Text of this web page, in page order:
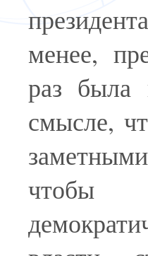
менее,
раз была
смысле,
чтобы